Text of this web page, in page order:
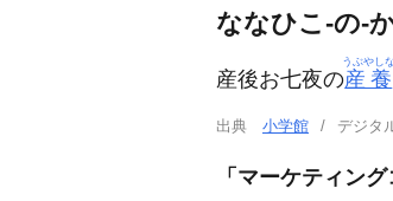
ななひこ‐の‐
産後お七夜の産養
うぶやしな
出典 小学館 デジタ
「マーケティン